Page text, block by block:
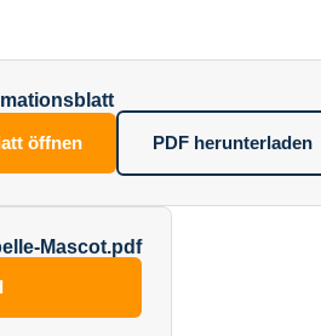
öffnen PDF herunterladen
Mascot.pdf